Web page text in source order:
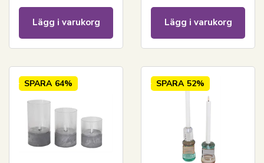
Lägg i varukorg Lägg i varukorg
SPARA 64% SPARA 52%